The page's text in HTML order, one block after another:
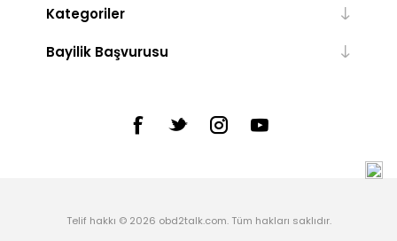
Kategoriler
Bayilik Başvurusu
Telif hakkı © 2026 obd2talk.com. Tüm hakları saklıdır.